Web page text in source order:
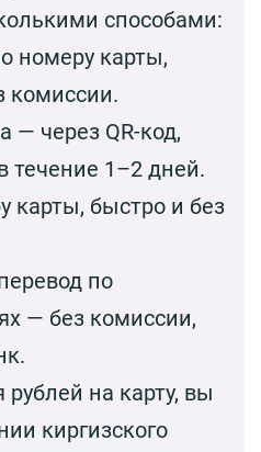
способами:
номеру карты,
комиссии.
— через QR-код,
течение 1–2 дней.
карты, быстро и без
по
— без комиссии,
на карту, вы
киргизского